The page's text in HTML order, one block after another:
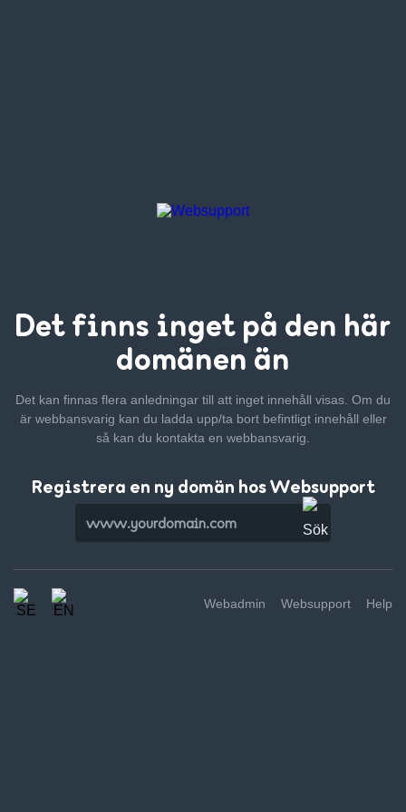
Det finns inget på den här
domänen än
Det kan finnas flera anledningar till att inget innehåll visas. Om du
är webbansvarig kan du ladda upp/ta bort befintligt innehåll eller
så kan du kontakta en webbansvarig.
Registrera en ny domän hos Websupport
Webadmin Websupport Help